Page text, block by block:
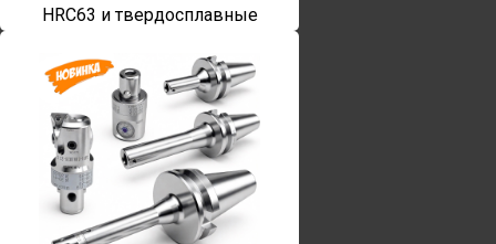
HRC63 и твердосплавные